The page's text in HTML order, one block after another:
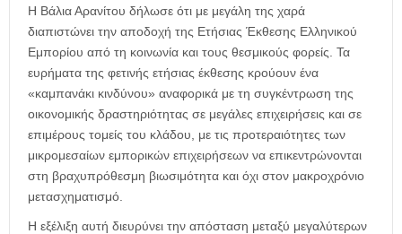
Η Βάλια Αρανίτου δήλωσε ότι με μεγάλη της χαρά
διαπιστώνει την αποδοχή της Ετήσιας Έκθεσης Ελληνικού
Εμπορίου από τη κοινωνία και τους θεσμικούς φορείς. Τα
ευρήματα της φετινής ετήσιας έκθεσης κρούουν ένα
«καμπανάκι κινδύνου» αναφορικά με τη συγκέντρωση της
οικονομικής δραστηριότητας σε μεγάλες επιχειρήσεις και σε
επιμέρους τομείς του κλάδου, με τις προτεραιότητες των
μικρομεσαίων εμπορικών επιχειρήσεων να επικεντρώνονται
στη βραχυπρόθεσμη βιωσιμότητα και όχι στον μακροχρόνιο
μετασχηματισμό.
Η εξέλιξη αυτή διευρύνει την απόσταση μεταξύ μεγαλύτερων